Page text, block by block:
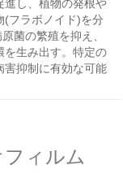
進し、植物の発根や
(フラボノイド)を分
菌の繁殖を抑え、
を生み出す。特定の
害抑制に有効な可能
ィルム